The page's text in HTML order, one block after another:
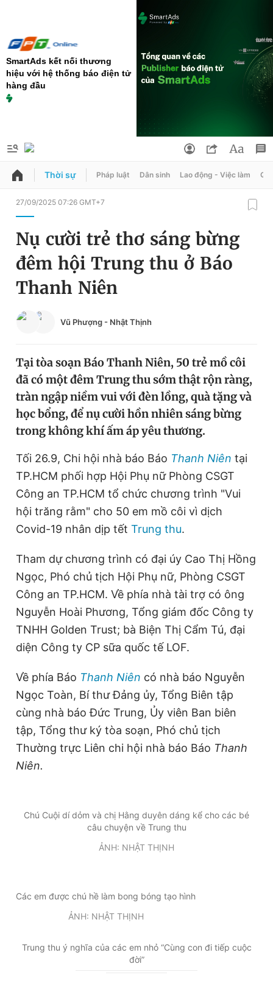
SmartAds kết nối thương
hiệu với hệ thống báo điện tử
hàng đầu
QUẢNG CÁO
Chuyên mục
Chuyên mục khác
Chào ngày mới Tin 24h
Video Magazine
Sản phẩm khác
Tiện ích Bạn cần biết
Thông tin tòa soạn Liên hệ quảng cáo
Đọc Thanh Niên trên điện thoại
Theo dõi báo trên
Hotline
0906 645 777
Liên hệ quảng cáo
0908 780 404
Đặt báo Quảng cáo RSS Tòa soạn Chính sách bảo
Tổng biên tập: Nguyễn Ngọc Toàn
Phó tổng biên tập thường trực: Hải Thành
Giấy phép xuất bản số 110/GP - BTTTT cấp ngày 24.3.2020
© 2003-2026 Bản quyền thuộc về Báo Thanh Niên. Cấm sao
bản. Phát triển bởi ePi Technologies, JSC.
Đổi mật khẩu
Tin đã lưu
Thời sự Pháp luật Dân sinh Lao động - Việc làm
27/09/2025 07:26 GMT+7
Nụ cười trẻ thơ sáng bừng
đêm hội Trung thu ở Báo
Thanh Niên
Vũ Phượng - Nhật Thịnh
Tại tòa soạn Báo Thanh Niên, 50 trẻ mồ côi
đã có một đêm Trung thu sớm thật rộn ràng,
tràn ngập niềm vui với đèn lồng, quà tặng và
học bổng, để nụ cười hồn nhiên sáng bừng
trong không khí ấm áp yêu thương.
Tối 26.9, Chi hội nhà báo Báo Thanh Niên tại
TP.HCM phối hợp Hội Phụ nữ Phòng CSGT
Công an TP.HCM tổ chức chương trình "Vui
hội trăng rằm" cho 50 em mồ côi vì dịch
Covid-19 nhân dịp tết Trung thu.
Tham dự chương trình có đại úy Cao Thị Hồng
Ngọc, Phó chủ tịch Hội Phụ nữ, Phòng CSGT
Công an TP.HCM. Về phía nhà tài trợ có ông
Nguyễn Hoài Phương, Tổng giám đốc Công ty
TNHH Golden Trust; bà Biện Thị Cẩm Tú, đại
diện Công ty CP sữa quốc tế LOF.
Về phía Báo Thanh Niên có nhà báo Nguyễn
Ngọc Toàn, Bí thư Đảng ủy, Tổng Biên tập
cùng nhà báo Đức Trung, Ủy viên Ban biên
tập, Tổng thư ký tòa soạn, Phó chủ tịch
Thường trực Liên chi hội nhà báo Báo Thanh
Niên.
Chú Cuội dí dỏm và chị Hằng duyên dáng kể cho các bé
câu chuyện về Trung thu
ẢNH: NHẬT THỊNH
Các em được chú hề làm bong bóng tạo hình
ẢNH: NHẬT THỊNH
Trung thu ý nghĩa của các em nhỏ “Cùng con đi tiếp cuộc
đời”